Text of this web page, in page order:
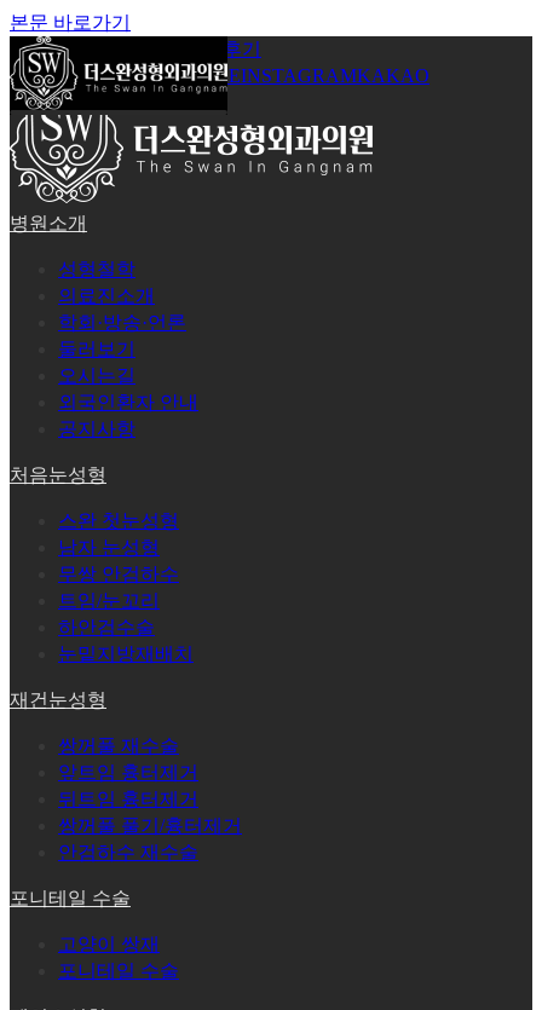
본문 바로가기
공지사항
시술후기
로그인회원가입YOUTUBEINSTAGRAMKAKAO
병원소개
성형철학
의료진소개
학회·방송·언론
둘러보기
오시는길
외국인환자 안내
공지사항
처음눈성형
스완 첫눈성형
남자 눈성형
무쌍 안검하수
트임/눈꼬리
하안검수술
눈밑지방재배치
재건눈성형
쌍꺼풀 재수술
앞트임 흉터제거
뒤트임 흉터제거
쌍꺼풀 풀기/흉터제거
안검하수 재수술
포니테일 수술
고양이 쌍재
포니테일 수술